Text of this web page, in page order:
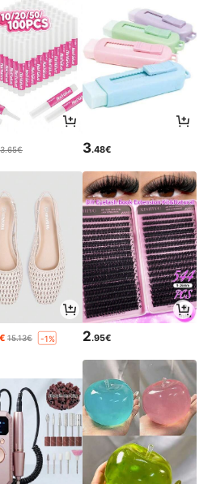
3.65€ 3.48€
15.13€ -1% 2.95€